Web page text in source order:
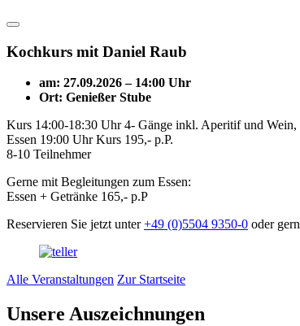
Kochkurs mit Daniel Raub
am: 27.09.2026 – 14:00 Uhr
Ort: Genießer Stube
Kurs 14:00-18:30 Uhr 4- Gänge inkl. Aperitif und Wein,
Essen 19:00 UhrKurs 195,- p.P.
8-10 Teilnehmer
Gerne mit Begleitungen zum Essen:
Essen + Getränke 165,- p.P
Reservieren Sie jetzt unter+49 (0)5504 9350-0 oder
Alle Veranstaltungen Zur Startseite
Unsere Auszeichnungen